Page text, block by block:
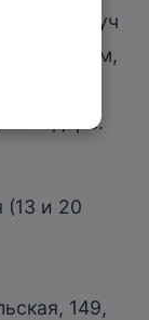
коуч
(13 и 20
149,